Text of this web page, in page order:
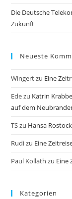
Die Deutsche
Zukunft
Neueste
Wingertzu Eine
Edezu Katrin
auf dem
TSzu Hansa
Rudizu Eine
Paul Kollath zu Eine
Kategorien